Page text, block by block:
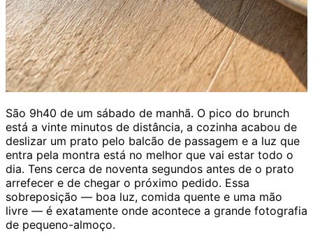
São 9h40 de um sábado de manhã. O pico do brunch
está a vinte minutos de distância, a cozinha acabou de
deslizar um prato pelo balcão de passagem e a luz que
entra pela montra está no melhor que vai estar todo o
dia. Tens cerca de noventa segundos antes de o prato
arrefecer e de chegar o próximo pedido. Essa
sobreposição — boa luz, comida quente e uma mão
livre — é exatamente onde acontece a grande fotografia
de pequeno-almoço.